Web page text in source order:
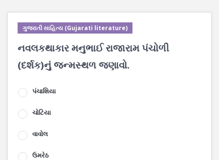
ગુજરાતી સાહિત્ય (Gujarati literature)
નવલકથાકાર મનુભાઈ રાજારામ પંચોળી
(દર્શક)નું જન્મસ્થળ જણાવો.
પંચાશિયા
ચોટિયા
વાવોલ
ઉમરેઠ